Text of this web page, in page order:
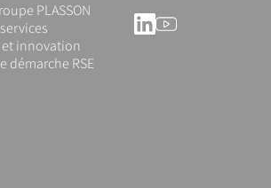
PLASSON
et innovation
démarche RSE
LinkedIn